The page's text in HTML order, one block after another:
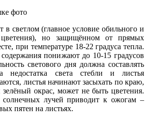
в светлом (главное условие обильного и
цветения), но защищённом от прямых
при температуре 18-22 градуса тепла.
понижают до 10-15 градусов
светового дня должна составлять
недостатка света стебли и листья
листья начинают засыхать по краю,
окрас, может не быть цветения.
лучей приводит к ожогам –
пятен на листьях.